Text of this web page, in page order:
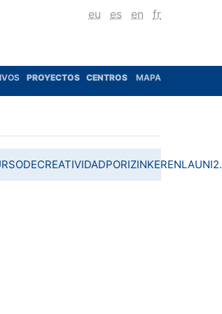
eu es en fr
PROYECTOS CENTROS MAPA